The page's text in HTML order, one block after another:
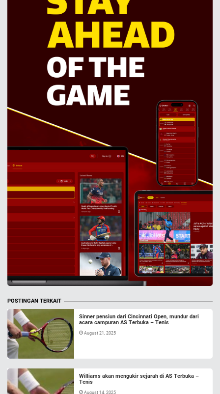
POSTINGAN TERKAIT
Sinner pensiun dari Cincinnati Open, mundur dari
acara campuran AS Terbuka – Tenis
August 21, 2025
Williams akan mengukir sejarah di AS Terbuka –
Tenis
August 14, 2025